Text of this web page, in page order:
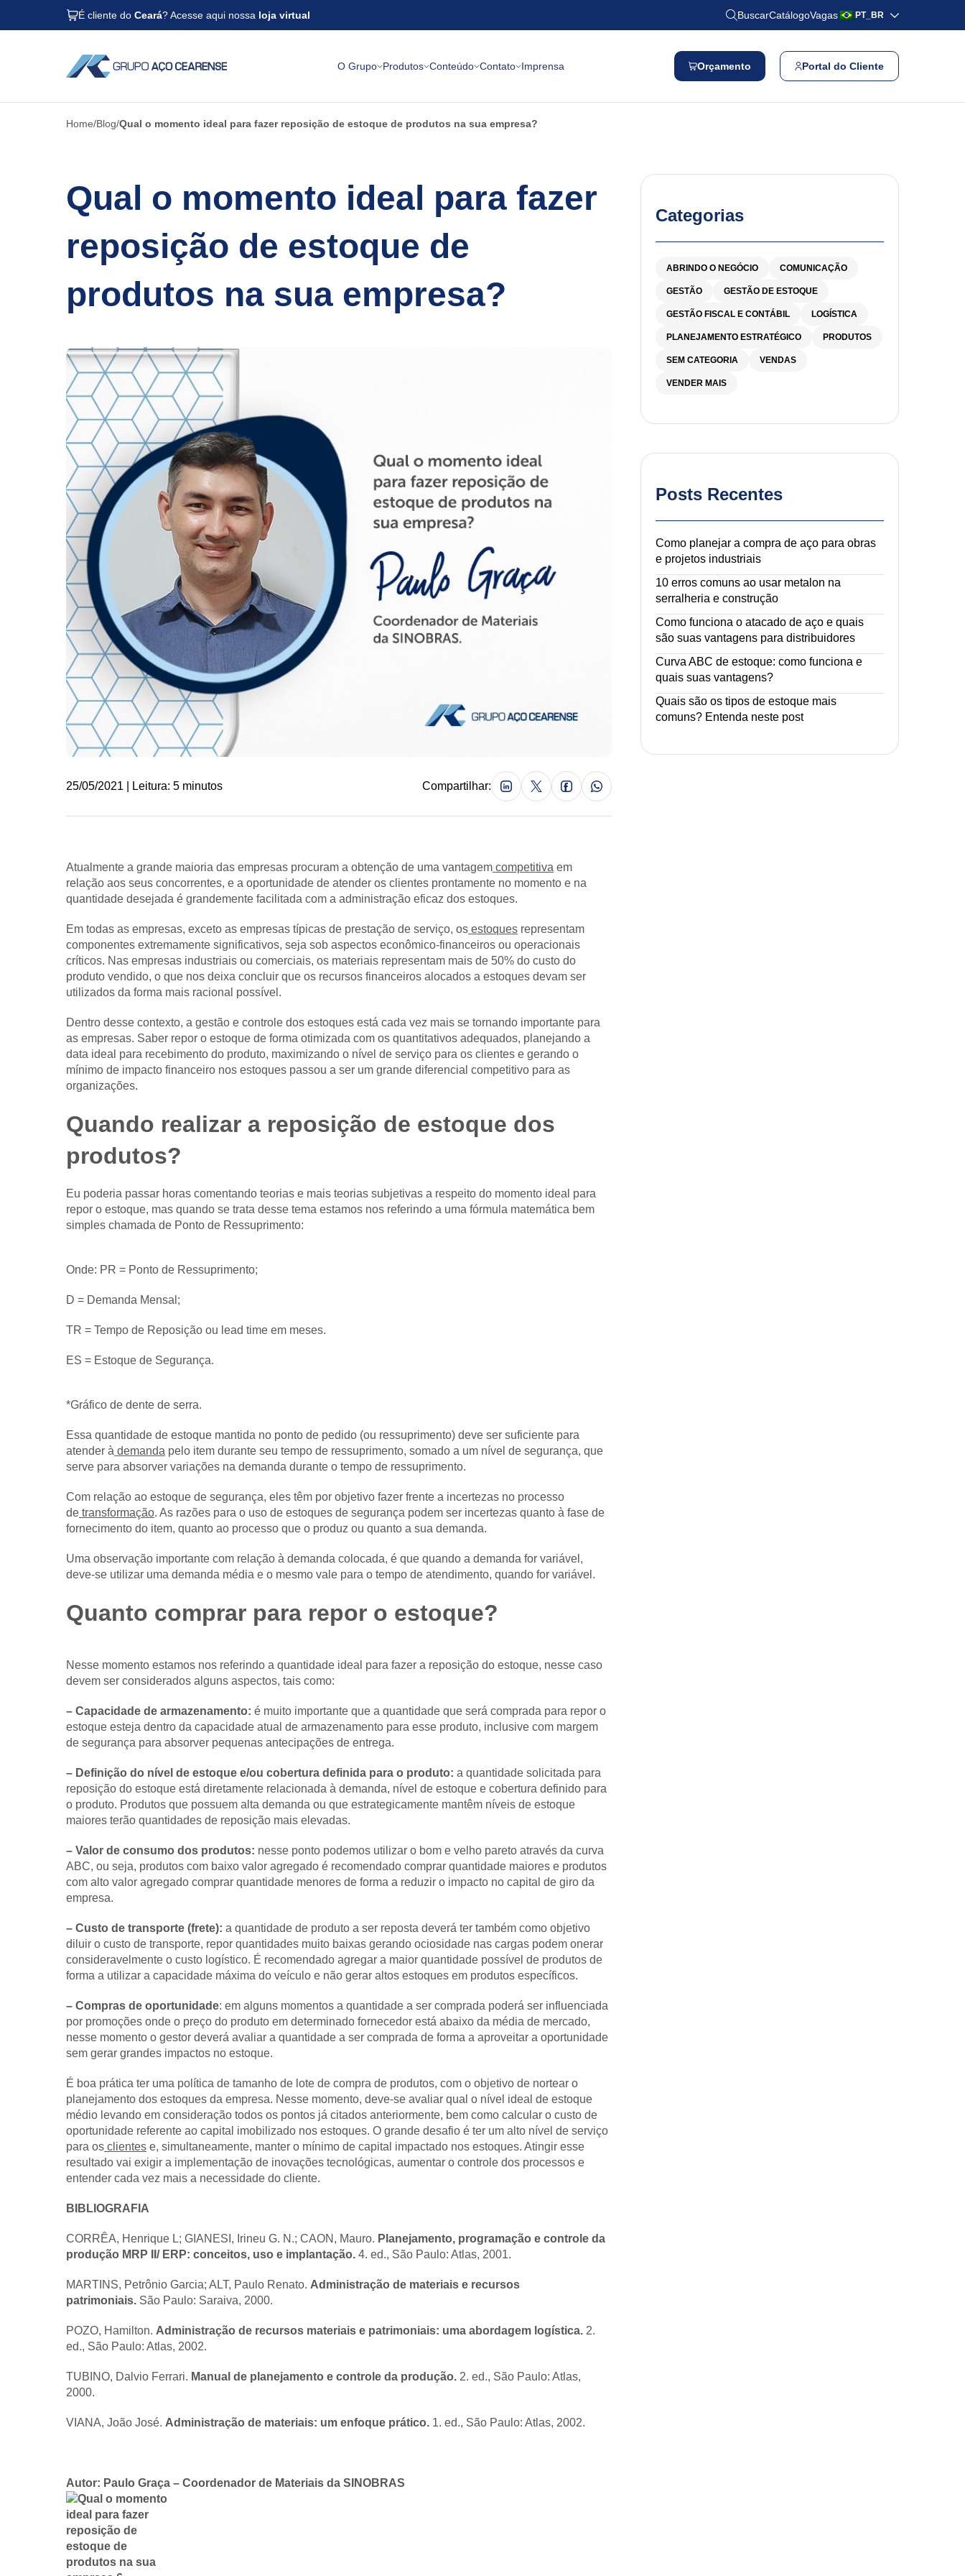
É cliente doCeará? Acesse aqui nossa loja virtual BuscarCatálogoVagas PT_BR
O Grupo Produtos Conteúdo Contato Imprensa Orçamento Portal do Cliente
Home Blog Qual o momento ideal para fazer reposição de estoque de produtos na sua empresa?
Qual o momento ideal para fazer
reposição de estoque de
produtos na sua empresa?
25/05/2021 | Leitura: 5 minutos Compartilhar:
Atualmente a grande maioria das empresas procuram a obtenção de uma vantagem competitiva em
relação aos seus concorrentes, e a oportunidade de atender os clientes prontamente no momento e na
quantidade desejada é grandemente facilitada com a administração eficaz dos estoques.
Em todas as empresas, exceto as empresas típicas de prestação de serviço, os estoques representam
componentes extremamente significativos, seja sob aspectos econômico-financeiros ou operacionais
críticos. Nas empresas industriais ou comerciais, os materiais representam mais de 50% do custo do
produto vendido, o que nos deixa concluir que os recursos financeiros alocados a estoques devam ser
utilizados da forma mais racional possível.
Dentro desse contexto, a gestão e controle dos estoques está cada vez mais se tornando importante para
as empresas. Saber repor o estoque de forma otimizada com os quantitativos adequados, planejando a
data ideal para recebimento do produto, maximizando o nível de serviço para os clientes e gerando o
mínimo de impacto financeiro nos estoques passou a ser um grande diferencial competitivo para as
organizações.
Quando realizar a reposição de estoque dos
produtos?
Eu poderia passar horas comentando teorias e mais teorias subjetivas a respeito do momento ideal para
repor o estoque, mas quando se trata desse tema estamos nos referindo a uma fórmula matemática bem
simples chamada de Ponto de Ressuprimento:
Onde: PR = Ponto de Ressuprimento;
D = Demanda Mensal;
TR = Tempo de Reposição ou lead time em meses.
ES = Estoque de Segurança.
*Gráfico de dente de serra.
Essa quantidade de estoque mantida no ponto de pedido (ou ressuprimento) deve ser suficiente para
atender à demanda pelo item durante seu tempo de ressuprimento, somado a um nível de segurança, que
serve para absorver variações na demanda durante o tempo de ressuprimento.
Com relação ao estoque de segurança, eles têm por objetivo fazer frente a incertezas no processo
de transformação. As razões para o uso de estoques de segurança podem ser incertezas quanto à fase de
fornecimento do item, quanto ao processo que o produz ou quanto a sua demanda.
Uma observação importante com relação à demanda colocada, é que quando a demanda for variável,
deve-se utilizar uma demanda média e o mesmo vale para o tempo de atendimento, quando for variável.
Quanto comprar para repor o estoque?
Nesse momento estamos nos referindo a quantidade ideal para fazer a reposição do estoque, nesse caso
devem ser considerados alguns aspectos, tais como:
– Capacidade de armazenamento: é muito importante que a quantidade que será comprada para repor o
estoque esteja dentro da capacidade atual de armazenamento para esse produto, inclusive com margem
de segurança para absorver pequenas antecipações de entrega.
– Definição do nível de estoque e/ou cobertura definida para o produto: a quantidade solicitada para
reposição do estoque está diretamente relacionada à demanda, nível de estoque e cobertura definido para
o produto. Produtos que possuem alta demanda ou que estrategicamente mantêm níveis de estoque
maiores terão quantidades de reposição mais elevadas.
– Valor de consumo dos produtos: nesse ponto podemos utilizar o bom e velho pareto através da curva
ABC, ou seja, produtos com baixo valor agregado é recomendado comprar quantidade maiores e produtos
com alto valor agregado comprar quantidade menores de forma a reduzir o impacto no capital de giro da
empresa.
– Custo de transporte (frete): a quantidade de produto a ser reposta deverá ter também como objetivo
diluir o custo de transporte, repor quantidades muito baixas gerando ociosidade nas cargas podem onerar
consideravelmente o custo logístico. É recomendado agregar a maior quantidade possível de produtos de
forma a utilizar a capacidade máxima do veículo e não gerar altos estoques em produtos específicos.
– Compras de oportunidade: em alguns momentos a quantidade a ser comprada poderá ser influenciada
por promoções onde o preço do produto em determinado fornecedor está abaixo da média de mercado,
nesse momento o gestor deverá avaliar a quantidade a ser comprada de forma a aproveitar a oportunidade
sem gerar grandes impactos no estoque.
É boa prática ter uma política de tamanho de lote de compra de produtos, com o objetivo de nortear o
planejamento dos estoques da empresa. Nesse momento, deve-se avaliar qual o nível ideal de estoque
médio levando em consideração todos os pontos já citados anteriormente, bem como calcular o custo de
oportunidade referente ao capital imobilizado nos estoques. O grande desafio é ter um alto nível de serviço
para os clientes e, simultaneamente, manter o mínimo de capital impactado nos estoques. Atingir esse
resultado vai exigir a implementação de inovações tecnológicas, aumentar o controle dos processos e
entender cada vez mais a necessidade do cliente.
BIBLIOGRAFIA
CORRÊA, Henrique L; GIANESI, Irineu G. N.; CAON, Mauro. Planejamento, programação e controle da
produção MRP II/ ERP: conceitos, uso e implantação. 4. ed., São Paulo: Atlas, 2001.
MARTINS, Petrônio Garcia; ALT, Paulo Renato. Administração de materiais e recursos
patrimoniais. São Paulo: Saraiva, 2000.
POZO, Hamilton. Administração de recursos materiais e patrimoniais: uma abordagem logística. 2.
ed., São Paulo: Atlas, 2002.
TUBINO, Dalvio Ferrari. Manual de planejamento e controle da produção. 2. ed., São Paulo: Atlas,
2000.
VIANA, João José. Administração de materiais: um enfoque prático. 1. ed., São Paulo: Atlas, 2002.
Autor: Paulo Graça – Coordenador de Materiais da SINOBRAS
Categorias
ABRINDO O NEGÓCIO COMUNICAÇÃO
GESTÃO GESTÃO DE ESTOQUE
GESTÃO FISCAL E CONTÁBIL LOGÍSTICA
PLANEJAMENTO ESTRATÉGICO PRODUTOS
SEM CATEGORIA VENDAS
VENDER MAIS
Posts Recentes
Como planejar a compra de aço para obras
e projetos industriais
10 erros comuns ao usar metalon na
serralheria e construção
Como funciona o atacado de aço e quais
são suas vantagens para distribuidores
Curva ABC de estoque: como funciona e
quais suas vantagens?
Quais são os tipos de estoque mais
comuns? Entenda neste post